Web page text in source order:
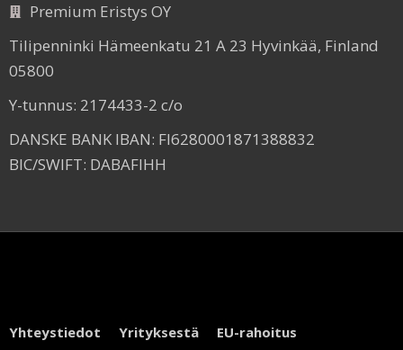
Premium Eristys OY
Tilipenninki Hämeenkatu 21 A 23 Hyvinkää, Finland
05800
Y-tunnus: 2174433-2 c/o
DANSKE BANK IBAN: FI6280001871388832
BIC/SWIFT: DABAFIHH
Yhteystiedot Yrityksestä EU-rahoitus